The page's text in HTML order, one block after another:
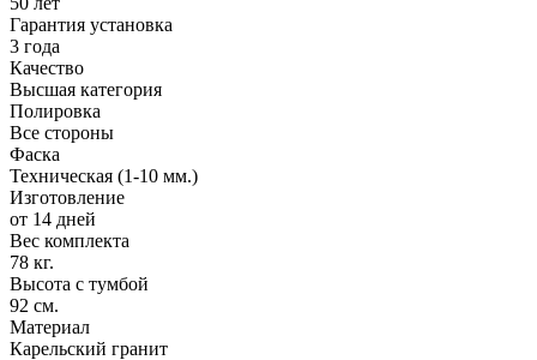
Гарантия установка
3 года
Качество
Высшая категория
Полировка
Все стороны
Фаска
Техническая (1-10 мм.)
Изготовление
от 14 дней
Вес комплекта
78 кг.
Высота с тумбой
92 см.
Материал
Карельский гранит